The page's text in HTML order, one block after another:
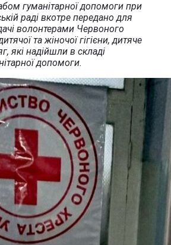
гуманітарної допомоги при
раді вкотре передано для
волонтерами Червоного
та жіночої гігієни, дитяче
які надійшли в складі
допомоги.